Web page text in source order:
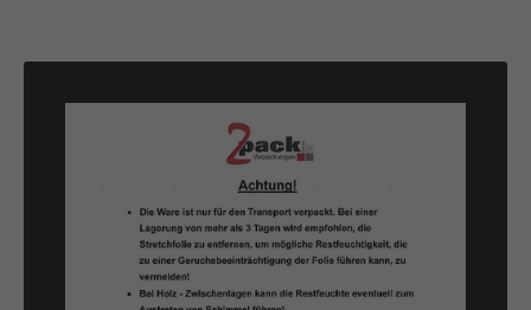
376-293 City Road, Suite 600
San Francisco, CA 94102
Have any questions?
+44 1234 567 890
Drop us a line